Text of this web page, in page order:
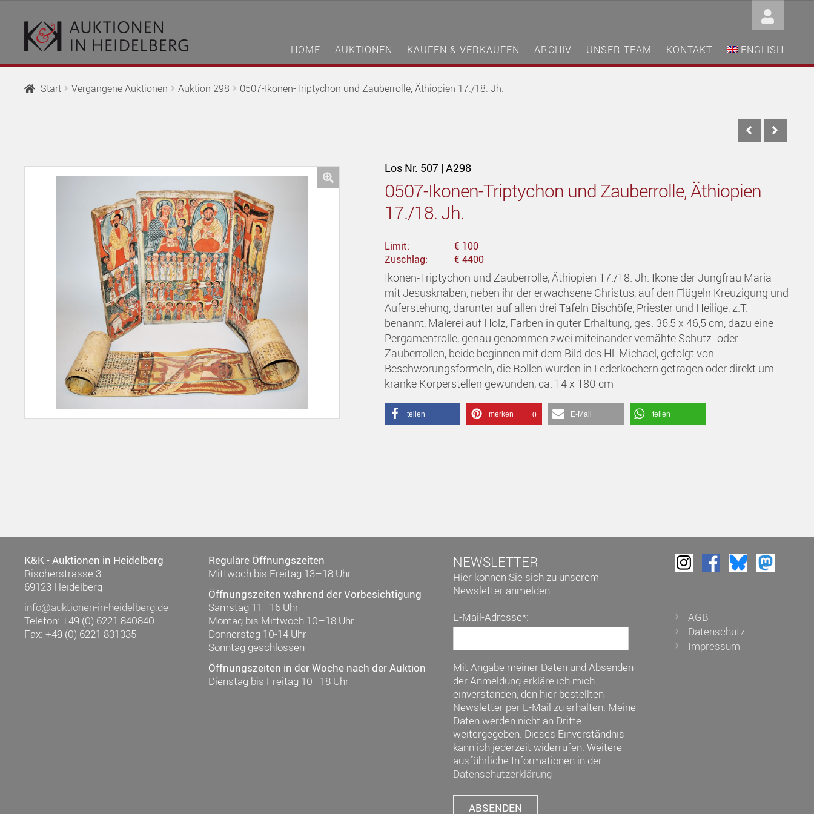
Navigation
springen
zum
Inhalt
HOME AUKTIONEN KAUFEN & VERKAUFEN ARCHIV UNSER TEAM KONTAKT ENGLISH
Start Vergangene Auktionen Auktion 298 0507-Ikonen-Triptychon und Zauberrolle, Äthiopien 17./18. Jh.
Los Nr. 507 | A298
0507-Ikonen-Triptychon und Zauberrolle, Äthiopien
17./18. Jh.
Limit:
€ 100
Zuschlag:
€ 4400
Ikonen-Triptychon und Zauberrolle, Äthiopien 17./18. Jh. Ikone der Jungfrau Maria
mit Jesusknaben, neben ihr der erwachsene Christus, auf den Flügeln Kreuzigung und
Auferstehung, darunter auf allen drei Tafeln Bischöfe, Priester und Heilige, z.T.
benannt, Malerei auf Holz, Farben in guter Erhaltung, ges. 36,5 x 46,5 cm, dazu eine
Pergamentrolle, genau genommen zwei miteinander vernähte Schutz- oder
Zauberrollen, beide beginnen mit dem Bild des Hl. Michael, gefolgt von
Beschwörungsformeln, die Rollen wurden in Lederköchern getragen oder direkt um
kranke Körperstellen gewunden, ca. 14 x 180 cm
teilen merken 0 E-Mail teilen
K&K - Auktionen in Heidelberg
Rischerstrasse 3
69123 Heidelberg
info@auktionen-in-heidelberg.de
Telefon: +49 (0) 6221 840840
Fax: +49 (0) 6221 831335
Reguläre Öffnungszeiten
Mittwoch bis Freitag 13–18 Uhr
Öffnungszeiten während der Vorbesichtigung
Samstag 11–16 Uhr
Montag bis Mittwoch 10–18 Uhr
Donnerstag 10-14 Uhr
Sonntag geschlossen
Öffnungszeiten in der Woche nach der Auktion
Dienstag bis Freitag 10–18 Uhr
NEWSLETTER
Hier können Sie sich zu unserem
Newsletter anmelden.
E-Mail-Adresse*:
Mit Angabe meiner Daten und Absenden
der Anmeldung erkläre ich mich
einverstanden, den hier bestellten
Newsletter per E-Mail zu erhalten. Meine
Daten werden nicht an Dritte
weitergegeben. Dieses Einverständnis
kann ich jederzeit widerrufen. Weitere
ausführliche Informationen in der
Datenschutzerklärung
AGB
Datenschutz
Impressum